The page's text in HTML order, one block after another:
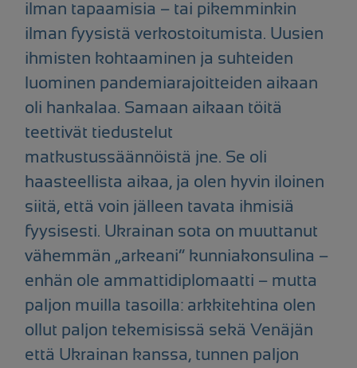
ilman tapaamisia – tai pikemminkin
ilman fyysistä verkostoitumista. Uusien
ihmisten kohtaaminen ja suhteiden
luominen pandemiarajoitteiden aikaan
oli hankalaa. Samaan aikaan töitä
teettivät tiedustelut
matkustussäännöistä jne. Se oli
haasteellista aikaa, ja olen hyvin iloinen
siitä, että voin jälleen tavata ihmisiä
fyysisesti. Ukrainan sota on muuttanut
vähemmän „arkeani“ kunniakonsulina –
enhän ole ammattidiplomaatti – mutta
paljon muilla tasoilla: arkkitehtina olen
ollut paljon tekemisissä sekä Venäjän
että Ukrainan kanssa, tunnen paljon